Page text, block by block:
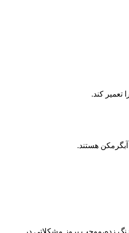
کند.
هستند.
زده،موجب بروز مشکلاتی در